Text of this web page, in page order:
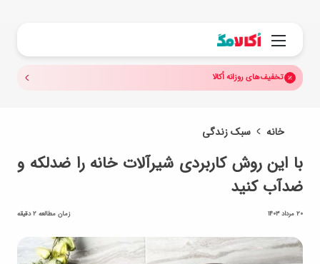
منو
تخفیف‌های روزانه اُکالا
خانه سبک زندگی
با این روش کاربردی شیرآلات خانه را ضدلکه و
ضدآب کنید
20 مرداد 1403 زمان مطالعه 2 دقیقه